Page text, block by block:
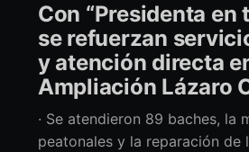
Con “Presidenta en
se refuerzan
y atención directa
Ampliación Lázaro
· Se atendieron 89 baches, la
peatonales y la reparación de